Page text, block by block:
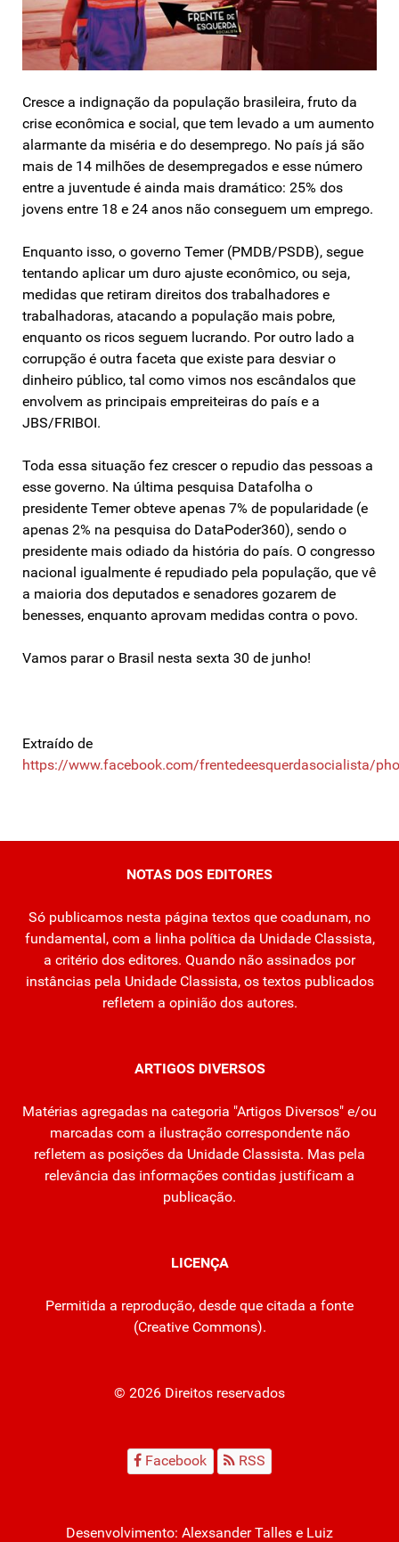
Cresce a indignação da população brasileira, fruto da
crise econômica e social, que tem levado a um aumento
alarmante da miséria e do desemprego. No país já são
mais de 14 milhões de desempregados e esse número
entre a juventude é ainda mais dramático: 25% dos
jovens entre 18 e 24 anos não conseguem um emprego.
Enquanto isso, o governo Temer (PMDB/PSDB), segue
tentando aplicar um duro ajuste econômico, ou seja,
medidas que retiram direitos dos trabalhadores e
trabalhadoras, atacando a população mais pobre,
enquanto os ricos seguem lucrando. Por outro lado a
corrupção é outra faceta que existe para desviar o
dinheiro público, tal como vimos nos escândalos que
envolvem as principais empreiteiras do país e a
JBS/FRIBOI.
Toda essa situação fez crescer o repudio das pessoas a
esse governo. Na última pesquisa Datafolha o
presidente Temer obteve apenas 7% de popularidade (e
apenas 2% na pesquisa do DataPoder360), sendo o
presidente mais odiado da história do país. O congresso
nacional igualmente é repudiado pela população, que vê
a maioria dos deputados e senadores gozarem de
benesses, enquanto aprovam medidas contra o povo.
Vamos parar o Brasil nesta sexta 30 de junho!
Extraído de
https://www.facebook.com/frentedeesquerdasocialista/
NOTAS DOS EDITORES
Só publicamos nesta página textos que coadunam, no
fundamental, com a linha política da Unidade Classista,
a critério dos editores. Quando não assinados por
instâncias pela Unidade Classista, os textos publicados
refletem a opinião dos autores.
ARTIGOS DIVERSOS
Matérias agregadas na categoria "Artigos Diversos" e/ou
marcadas com a ilustração correspondente não
refletem as posições da Unidade Classista. Mas pela
relevância das informações contidas justificam a
publicação.
LICENÇA
Permitida a reprodução, desde que citada a fonte
(Creative Commons).
© 2026 Direitos reservados
Facebook RSS
Desenvolvimento: Alexsander Talles e Luiz